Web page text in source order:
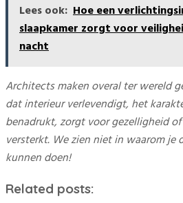
Lees ook: Hoe een
slaapkamer zorgt voor
nacht
Architects maken overal ter wereld
dat interieur verlevendigt, het
benadrukt, zorgt voor gezelligheid
versterkt. We zien niet in waarom je
kunnen doen!
Related posts: